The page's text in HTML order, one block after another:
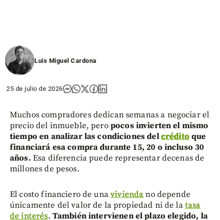
Luis Miguel Cardona
25 de julio de 2026
Muchos compradores dedican semanas a negociar el
precio del inmueble, peropocos invierten el mismo
tiempo en analizar las condiciones delcréditoque
financiará esa compra durante 15, 20 o incluso 30
años. Esa diferencia puede representar decenas de
millones de pesos.
El costo financiero de unaviviendano depende
únicamente del valor de la propiedad ni de latasa
de interés. También intervienen el plazo elegido, la